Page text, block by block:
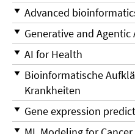
Advanced
Generative and
AI for Health
Bioinformatische
Krankheiten
Gene expression